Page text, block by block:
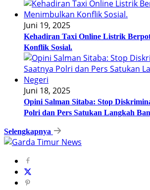
Juni 19, 2025
Kehadiran Taxi Online Listrik
Konflik Sosial.
Juni 18, 2025
Opini Salman Sitaba: Stop
Polri dan Pers Satukan Langkah
Selengkapnya